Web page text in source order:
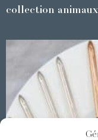
collection